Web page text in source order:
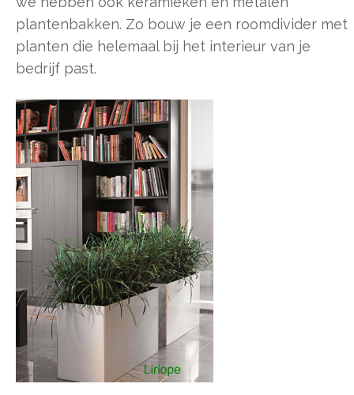
plantenbakken. Zo bouw je een roomdivider met
planten die helemaal bij het interieur van je
bedrijf past.